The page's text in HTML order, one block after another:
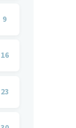
9
16
23